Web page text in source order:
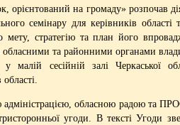
орієнтований на громаду» розпочав
семінару для керівників
мету, стратегію та план його
обласними та районними органами
малій сесійній залі Черкаської
обласною радою та
угоди. В тексті Угоди